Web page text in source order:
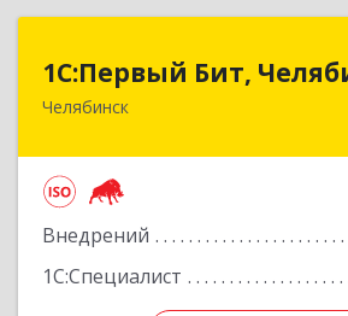
1С:Первый Бит,
Челябинск
Внедрений
1С:Специалист
1С:Первый Бит,